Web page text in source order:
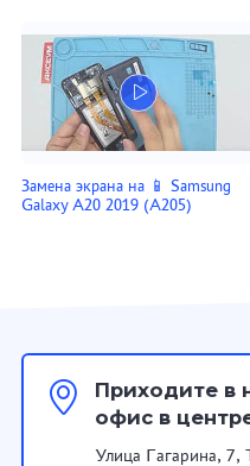
Замена экрана на 📱 Samsung
Galaxy A20 2019 (A205)
Приходите в
офис в
Улица Гагарина,